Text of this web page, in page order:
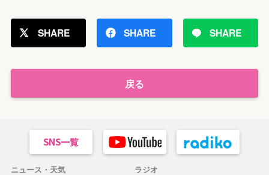
SHARE SHARE SHARE
戻る
ニュース・天気 ラジオ